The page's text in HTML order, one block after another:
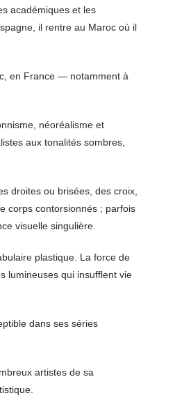
académiques et les
il rentre au Maroc où il
en France — notamment à
néoréalisme et
aux tonalités sombres,
droites ou brisées, des croix,
corps contorsionnés ; parfois
visuelle singulière.
plastique. La force de
lumineuses qui insufflent vie
dans ses séries
artistes de sa